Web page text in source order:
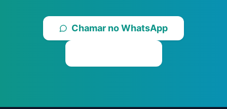
Chamar no WhatsApp